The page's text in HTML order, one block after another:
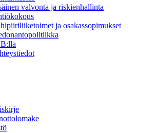
valvonta ja riskienhallinta
ja osakassopimukset